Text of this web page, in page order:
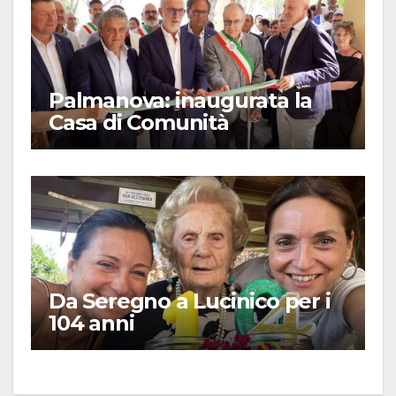
Palmanova: inaugurata la
Casa di Comunità
Da Seregno a Lucinico per i
104 anni